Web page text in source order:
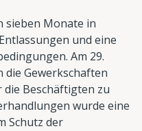
sieben Monate in
und eine
Am 29.
Gewerkschaften
Beschäftigten zu
wurde eine
Schutz der